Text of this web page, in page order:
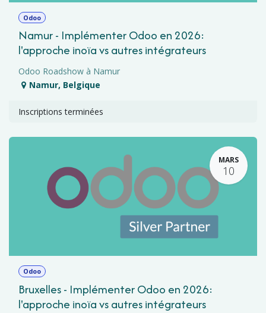
Odoo
Namur - Implémenter Odoo en 2026:
l'approche inoïa vs autres intégrateurs
Odoo Roadshow à Namur
Namur, Belgique
Inscriptions terminées
MARS
10
Odoo
Bruxelles - Implémenter Odoo en 2026:
l'approche inoïa vs autres intégrateurs